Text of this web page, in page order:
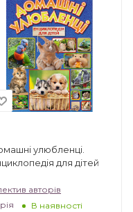
улюбленці.
для дітей
авторів
В наявності